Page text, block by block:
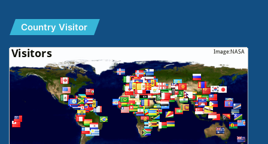
Country Visitor